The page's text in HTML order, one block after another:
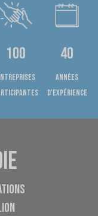
100 40
années
d'expérience